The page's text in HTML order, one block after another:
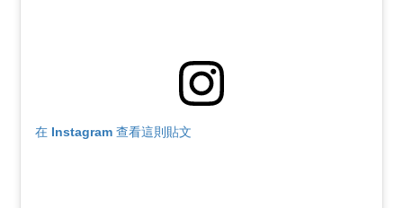
在 Instagram 查看這則貼文